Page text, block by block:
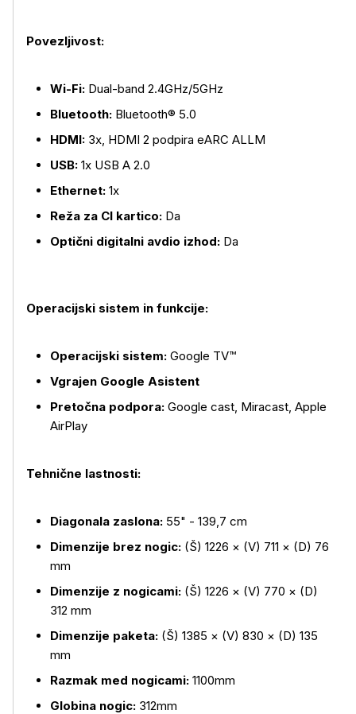
Povezljivost:
Wi-Fi: Dual-band 2.4GHz/5GHz
Bluetooth: Bluetooth® 5.0
HDMI: 3x, HDMI 2 podpira eARC ALLM
USB: 1x USB A 2.0
Ethernet: 1x
Reža za CI kartico: Da
Optični digitalni avdio izhod: Da
Operacijski sistem in funkcije:
Operacijski sistem: Google TV™
Vgrajen Google Asistent
Pretočna podpora: Google cast, Miracast, Apple
AirPlay
Tehnične lastnosti:
Diagonala zaslona: 55" - 139,7 cm
Dimenzije brez nogic: (Š) 1226 × (V) 711 × (D) 76
mm
Dimenzije z nogicami: (Š) 1226 × (V) 770 × (D)
312 mm
Dimenzije paketa: (Š) 1385 × (V) 830 × (D) 135
mm
Razmak med nogicami: 1100mm
Globina nogic: 312mm